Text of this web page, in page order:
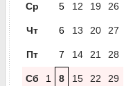
Ср 5 12 19 26
Чт 6 13 20 27
Пт 7 14 21 28
Сб 1 8 15 22 29